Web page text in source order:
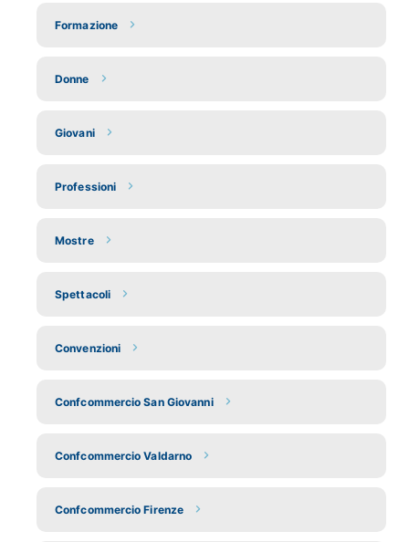
Formazione
Donne
Giovani
Professioni
Mostre
Spettacoli
Convenzioni
Confcommercio San Giovanni
Confcommercio Valdarno
Confcommercio Firenze